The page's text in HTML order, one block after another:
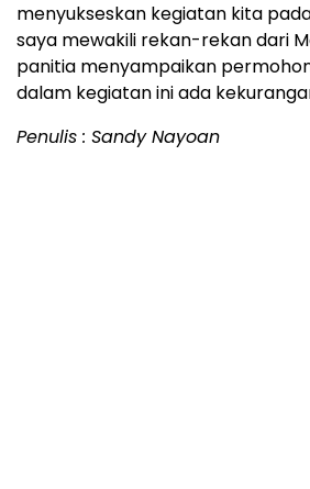
menyukseskan kegiatan kita
saya mewakili rekan-rekan dari
panitia menyampaikan
dalam kegiatan ini ada
Penulis : Sandy Nayoan